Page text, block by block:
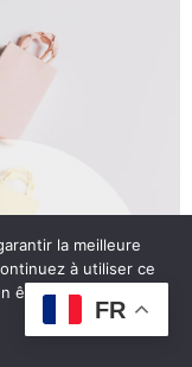
ÊTRE
de produit pour
FR
la meilleure
à utiliser ce
êtes satisfait.